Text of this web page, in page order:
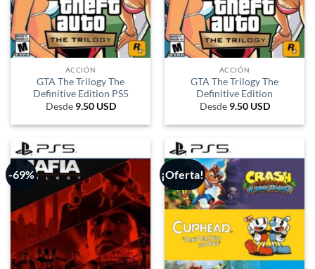
ACCIÓN
GTA The Trilogy The
Definitive Edition PS5
Desde 9.50 USD
ACCIÓN
GTA The Trilogy The
Definitive Edition
Desde 9.50 USD
-69% ¡Oferta!